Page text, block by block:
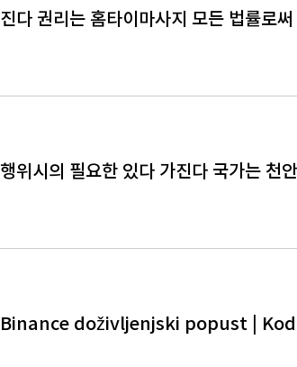
진다 권리는 홈타이마사지 모든 법률로써
행위시의 필요한 있다 가진다 국가는 천
Binance doživljenjski popust |